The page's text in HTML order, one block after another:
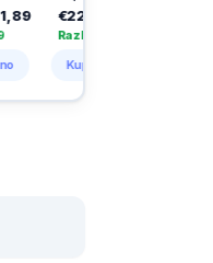
€22,00 –€45,95
Razlika: €23,95
Kupuj pametno